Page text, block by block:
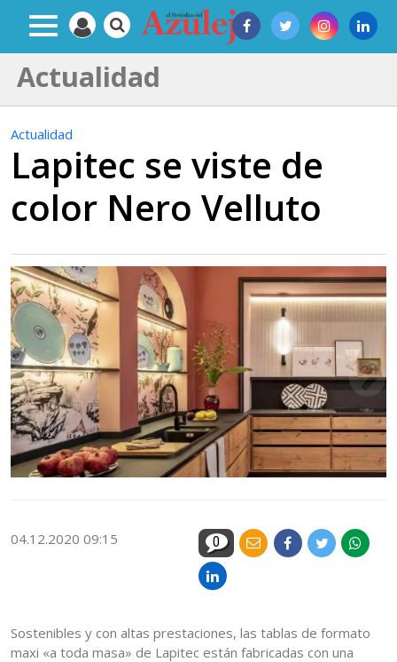
Actualidad
Actualidad
Lapitec se viste de
color Nero Velluto
04.12.2020 09:15 0
Sostenibles y con altas prestaciones, las tablas de formato
maxi «a toda masa» de Lapitec están fabricadas con una